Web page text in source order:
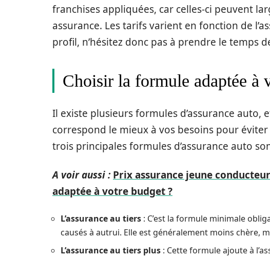
franchises appliquées, car celles-ci peuvent
assurance. Les tarifs varient en fonction de
profil, n’hésitez donc pas à prendre le temps
Choisir la formule adaptée à
Il existe plusieurs formules d’assurance auto,
correspond le mieux à vos besoins pour
trois principales formules d’assurance auto
A voir aussi : Prix assurance jeune
adaptée à votre budget ?
L’assurance au tiers : C’est la formule minimale
causés à autrui. Elle est généralement moins chère,
L’assurance au tiers plus : Cette formule ajoute à